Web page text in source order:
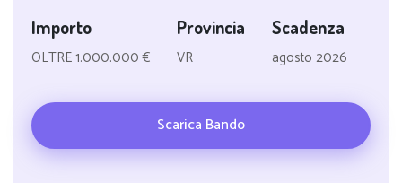
Importo
OLTRE 1.000.000 €
Provincia
VR
Scadenza
agosto 2026
Scarica Bando